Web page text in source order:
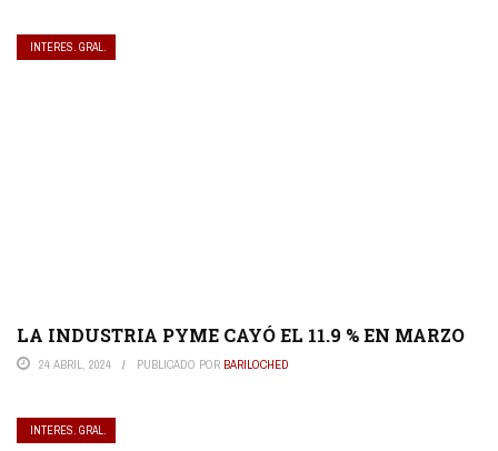
INTERES. GRAL.
LA INDUSTRIA PYME CAYÓ EL 11.9 % EN MARZO
24 ABRIL, 2024 PUBLICADO POR BARILOCHED
INTERES. GRAL.